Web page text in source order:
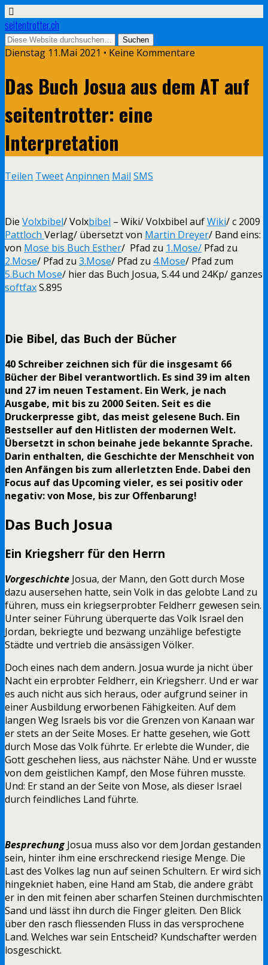
seitentrotter.ch
Dienstag 11.Mai 2021 • Keine Kommentare
Das Buch Josua aus dem AT auf
seitentrotter: eine
Interpretation
Teilen TweetAnpinnen Mail SMS
Die Volxbibel/ Volxbibel – Wiki/ Volxbibel aufWiki/ c 2009
Pattloch Verlag/ übersetzt von Martin Dreyer/ Band eins:
von Mose bis Buch Esther/ Pfad zu 1.Mose/ Pfad zu
2.Mose/ Pfad zu 3.Mose/ Pfad zu 4.Mose/ Pfad zum
5.Buch Mose/ hier das Buch Josua, S.44 und 24Kp/ ganzes
softfaxS.895
Die Bibel, das Buch der Bücher
40 Schreiber zeichnen sich für die insgesamt 66
Bücher der Bibel verantwortlich. Es sind 39 im alten
und 27 im neuen Testament. Ein Werk, je nach
Ausgabe, mit bis zu 2000 Seiten. Seit es die
Druckerpresse gibt, das meist gelesene Buch. Ein
Bestseller auf den Hitlisten der modernen Welt.
Übersetzt in schon beinahe jede bekannte Sprache.
Darin enthalten, die Geschichte der Menschheit von
den Anfängen bis zum allerletzten Ende. Dabei den
Focus auf das Upcoming vieler, es sei positiv oder
negativ: von Mose, bis zur Offenbarung!
Das Buch Josua
Ein Kriegsherr für den Herrn
Vorgeschichte Josua, der Mann, den Gott durch Mose
dazu ausersehen hatte, sein Volk in das gelobte Land zu
führen, muss ein kriegserprobter Feldherr gewesen sein.
Unter seiner Führung überquerte das Volk Israel den
Jordan, bekriegte und bezwang unzählige befestigte
Städte und vertrieb die ansässigen Völker.
Doch eines nach dem andern. Josua wurde ja nicht über
Nacht ein erprobter Feldherr, ein Kriegsherr. Und er war
es auch nicht aus sich heraus, oder aufgrund seiner in
einer Ausbildung erworbenen Fähigkeiten. Auf dem
langen Weg Israels bis vor die Grenzen von Kanaan war
er stets an der Seite Moses. Er hatte gesehen, wie Gott
durch Mose das Volk führte. Er erlebte die Wunder, die
Gott geschehen liess, aus nächster Nähe. Und er wusste
von dem geistlichen Kampf, den Mose führen musste.
Und: Er stand an der Seite von Mose, als dieser Israel
durch feindliches Land führte.
BesprechungJosua muss also vor dem Jordan gestanden
sein, hinter ihm eine erschreckend riesige Menge. Die
Last des Volkes lag nun auf seinen Schultern. Er wird sich
hingekniet haben, eine Hand am Stab, die andere gräbt
er in den mit feinen aber scharfen Steinen durchmischten
Sand und lässt ihn durch die Finger gleiten. Den Blick
über den rasch fliessenden Fluss in das versprochene
Land. Welches war sein Entscheid? Kundschafter werden
losgeschickt.